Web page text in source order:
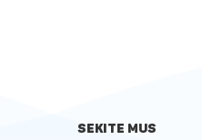
SEKITE MUS